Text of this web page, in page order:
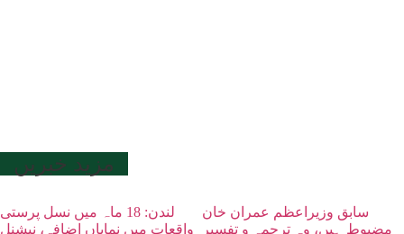
مزید خبریں
لندن: 18 ماہ میں نسل پرستی
واقعات میں نمایاں اضافہ، نیشنل
سابق وزیراعظم عمران خان
مضبوط ہیں، وہ ترجمہ و تفسیر